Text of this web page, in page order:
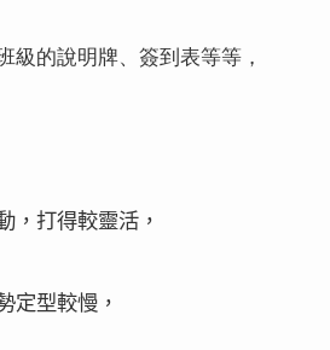
級的說明牌、簽到表等等，
，打得較靈活，
定型較慢，